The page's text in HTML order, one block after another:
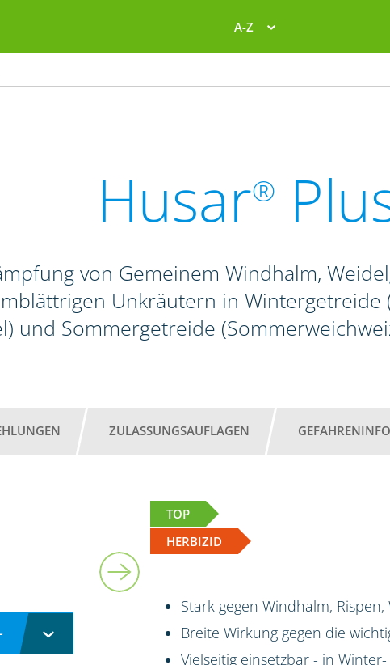
A-Z
Husar®
von Gemeinem Windhalm,
Unkräutern in Wintergetreide
und Sommergetreide
ZULASSUNGSAUFLAGEN
TOP
HERBIZID
Stark gegen Windhalm,
Breite Wirkung gegen die
Vielseitig einsetzbar - in